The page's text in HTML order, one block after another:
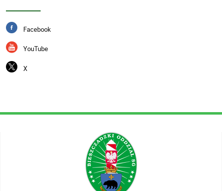
Facebook
YouTube
X